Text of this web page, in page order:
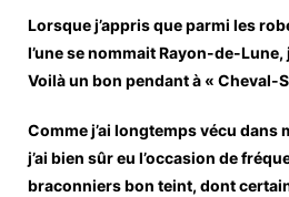
Lorsque j’appris que parmi les
l’une se nommait Rayon-de-Lune,
Voilà un bon pendant à « Cheval-
Comme j’ai longtemps vécu dans
j’ai bien sûr eu l’occasion de
braconniers bon teint, dont